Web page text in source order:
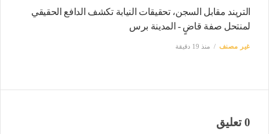
التريند مقابل السجن، تحقيقات النيابة تكشف الدافع الحقيقي
لمنتحل صفة قاضٍ - المدينة برس
غير مصنف منذ 19 دقيقة
0 تعليق